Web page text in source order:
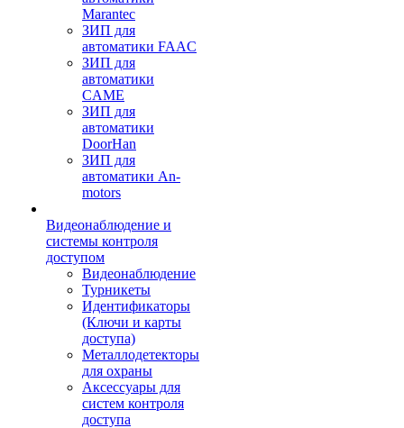
Marantec
ЗИП для
автоматики FAAC
ЗИП для
автоматики
CAME
ЗИП для
автоматики
DoorHan
ЗИП для
автоматики An-
motors
Видеонаблюдение и
системы контроля
доступом
Видеонаблюдение
Турникеты
Идентификаторы
(Ключи и карты
доступа)
Металлодетекторы
для охраны
Аксессуары для
систем контроля
доступа